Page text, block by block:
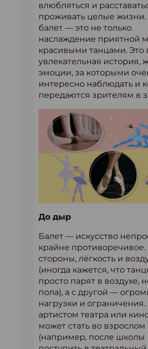
влюбляться и
проживать целые жизни.
балет — это не только
наслаждение приятной
красивыми танцами. Это
увлекательная история,
эмоции, за которыми
интересно наблюдать и
передаются зрителям в
До дыр
Балет — искусство
крайне противоречивое.
стороны, лёгкость и
(иногда кажется, что
просто парят в воздухе,
пола), а с другой —
нагрузки и ограничения.
артистом театра или
может стать во взрослом
(например, после школы